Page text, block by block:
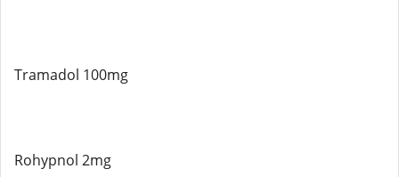
Tramadol 100mg
Rohypnol 2mg